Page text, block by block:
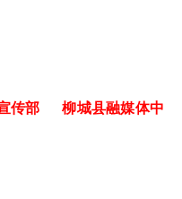
宣传部 柳城县融媒体中